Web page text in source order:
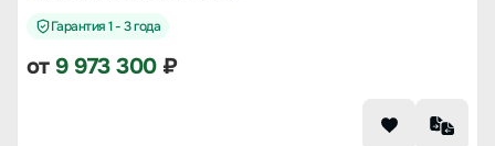
Гарантия 1 - 3 года
от9 973 300₽